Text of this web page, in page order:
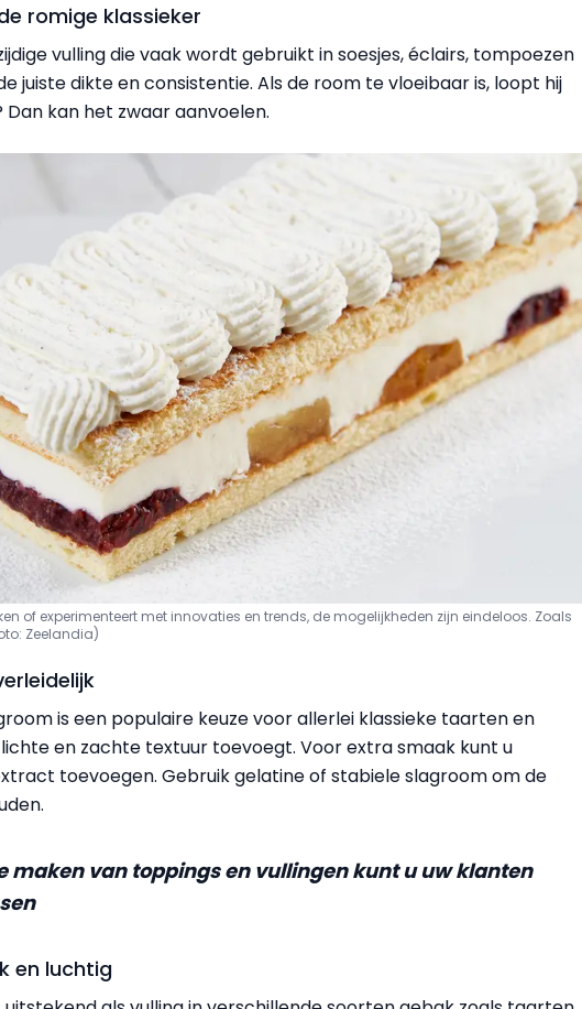
romige klassieker
vulling die vaak wordt gebruikt in soesjes, éclairs, tompoezen
juiste dikte en consistentie. Als de room te vloeibaar is, loopt hij
Dan kan het zwaar aanvoelen.
of experimenteert met innovaties en trends, de mogelijkheden zijn eindeloos. Zoals
Zeelandia)
is een populaire keuze voor allerlei klassieke taarten en
en zachte textuur toevoegt. Voor extra smaak kunt u
toevoegen. Gebruik gelatine of stabiele slagroom om de
maken van toppings en vullingen kunt u uw klanten
en luchtig